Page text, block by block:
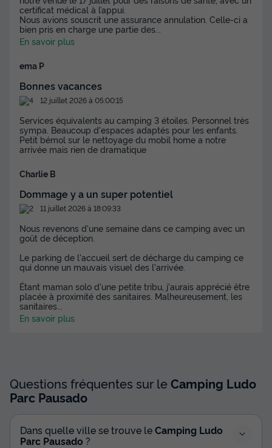
TENTE TOILE ET BOIS 5 personnes - Lodge
Premium 3 Pièces 5 Personnes Climatisé
Annulation gratuite
Surface
28m²
Adultes
5
Chambres
2
Salle de bain
1
Terrasse couverte Climatisation
Cafetière
Pièces 5 Personnes Climatisé
du20/09/2026 au
Meilleur prix pour 7 nuits
Modifier les dates
369 €
certificat médical à l’appui.
Nous avions souscrit une assurance annulation. Celle-ci a
bien pris en charge une partie des
En savoir plus
ema P
Bonnes vacances
12 juillet 2026 à 05:00:15
Services équivalents au camping 3 étoiles. Personnel très
sympa. Beaucoup d'espaces adaptés pour les enfants.
Petit bémol sur le nettoyage du mobil home a notre
arrivée mais rien de dramatique
Charlie B
Dommage y a un super potentiel
11 juillet 2026 à 18:09:33
Nous revenons d'une semaine dans ce camping avec un
goût de déception.
Le parking de l'accueil sert de décharge du camping ce
qui donne un mauvais visuel des l'arrivée.
Étant maman solo d'une petite tribu, j'aurais apprécié être
placée à proximité des sanitaires. Malheureusement, les
sanitaires...
En savoir plus
Questions fréquentes sur leCamping Ludo
Parc Pausado
Dans quelle ville se trouve leCamping Ludo
Parc Pausado ?